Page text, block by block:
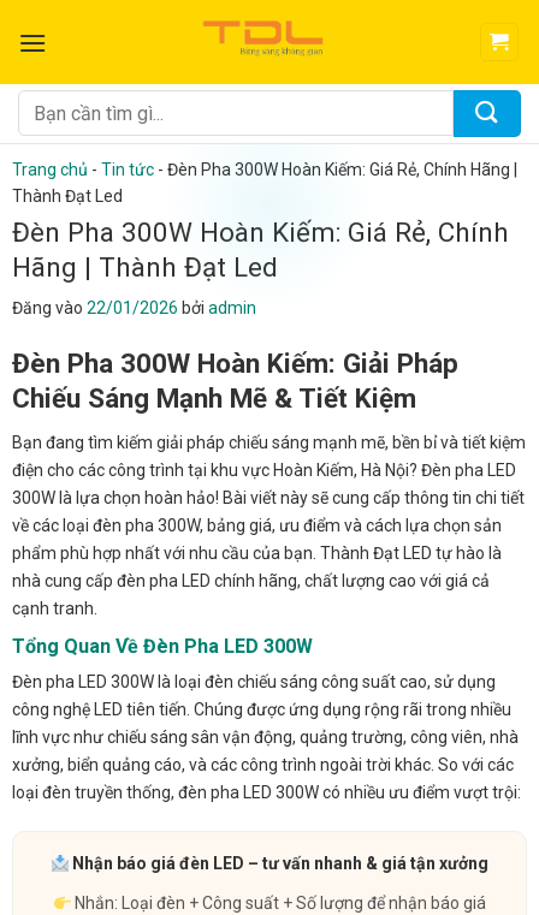
qua
dung
Tìm
kiếm:
Trang chủ - Tin tức - Đèn Pha 300W Hoàn Kiếm: Giá Rẻ, Chính Hãng |
Thành Đạt Led
Đèn Pha 300W Hoàn Kiếm: Giá Rẻ, Chính
Hãng | Thành Đạt Led
Đăng vào 22/01/2026 bởi admin
Đèn Pha 300W Hoàn Kiếm: Giải Pháp
Chiếu Sáng Mạnh Mẽ & Tiết Kiệm
Bạn đang tìm kiếm giải pháp chiếu sáng mạnh mẽ, bền bỉ và tiết kiệm
điện cho các công trình tại khu vực Hoàn Kiếm, Hà Nội? Đèn pha LED
300W là lựa chọn hoàn hảo! Bài viết này sẽ cung cấp thông tin chi tiết
về các loại đèn pha 300W, bảng giá, ưu điểm và cách lựa chọn sản
phẩm phù hợp nhất với nhu cầu của bạn. Thành Đạt LED tự hào là
nhà cung cấp đèn pha LED chính hãng, chất lượng cao với giá cả
cạnh tranh.
Tổng Quan Về Đèn Pha LED 300W
Đèn pha LED 300W là loại đèn chiếu sáng công suất cao, sử dụng
công nghệ LED tiên tiến. Chúng được ứng dụng rộng rãi trong nhiều
lĩnh vực như chiếu sáng sân vận động, quảng trường, công viên, nhà
xưởng, biển quảng cáo, và các công trình ngoài trời khác. So với các
loại đèn truyền thống, đèn pha LED 300W có nhiều ưu điểm vượt trội:
Nhận báo giá đèn LED – tư vấn nhanh & giá tận xưởng
Nhắn: Loại đèn + Công suất + Số lượng để nhận báo giá